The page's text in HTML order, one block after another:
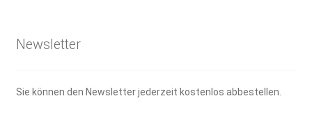
Newsletter
Sie können den Newsletter jederzeit kostenlos abbestellen.